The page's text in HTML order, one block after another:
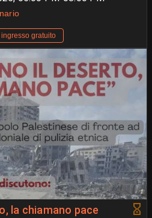
ingresso gratuito
la chiamano pace